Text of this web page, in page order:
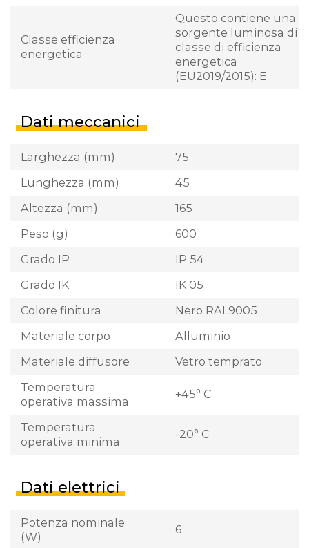
Classe efficienza
energetica
Questo contiene una
sorgente luminosa di
classe di efficienza
energetica
(EU2019/2015): E
Dati meccanici
Larghezza (mm)
75
Lunghezza (mm)
45
Altezza (mm)
165
Peso (g)
600
Grado IP
IP 54
Grado IK
IK 05
Colore finitura
Nero RAL9005
Materiale corpo
Alluminio
Materiale diffusore
Vetro temprato
Temperatura
operativa massima
+45° C
Temperatura
operativa minima
-20° C
Dati elettrici
Potenza nominale
(W)
6